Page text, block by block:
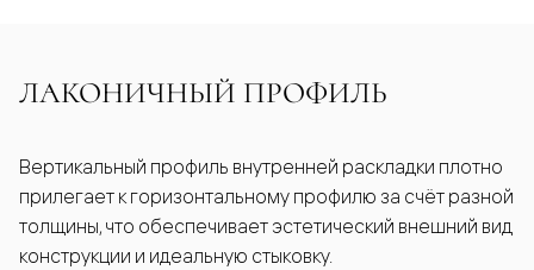
ЛАКОНИЧНЫЙ ПРОФИЛЬ
Вертикальный профиль внутренней раскладки плотно
прилегает к горизонтальному профилю за счёт разной
толщины, что обеспечивает эстетический внешний вид
конструкции и идеальную стыковку.